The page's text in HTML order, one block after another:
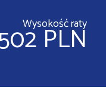
Wysokość raty
PLN